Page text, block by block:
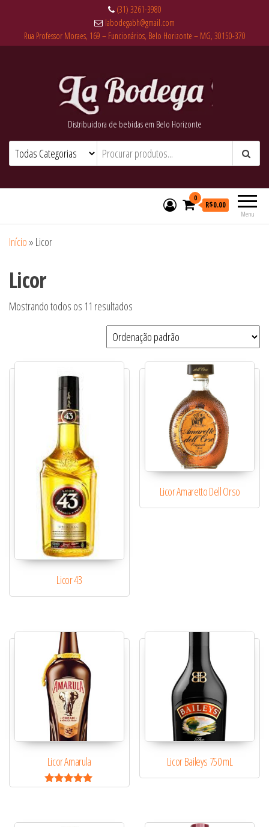
(31) 3261-3980
labodegabh@gmail.com
Rua Professor Moraes, 169 – Funcionários, Belo Horizonte – MG, 30150-370
Distribuidora de bebidas em Belo Horizonte
Menu
0
R$0.00
Início » Licor
Licor
Mostrando todos os 11 resultados
Licor 43
Licor Amaretto Dell Orso
Licor Amarula Licor Baileys 750 mL